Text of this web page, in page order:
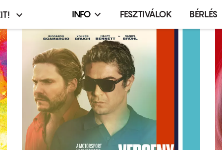
Infó,
esemény,
terembérlés
menü
INFO FESZTIVÁLOK BÉRLÉS